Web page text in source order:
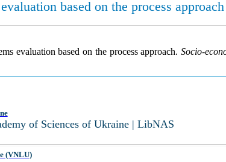
based on the process approach
evaluation based on the process approach. Socio-
of Sciences of Ukraine | LibNAS
(VNLU)